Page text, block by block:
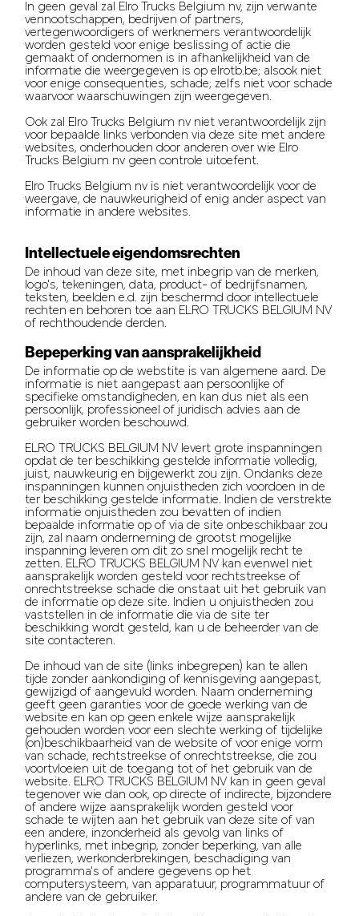
In geen geval zal Elro Trucks Belgium nv, zijn verwante
vennootschappen, bedrijven of partners,
vertegenwoordigers of werknemers verantwoordelijk
worden gesteld voor enige beslissing of actie die
gemaakt of ondernomen is in afhankelijkheid van de
informatie die weergegeven is op elrotb.be; alsook niet
voor enige consequenties, schade; zelfs niet voor schade
waarvoor waarschuwingen zijn weergegeven.
Ook zal Elro Trucks Belgium nv niet verantwoordelijk zijn
voor bepaalde links verbonden via deze site met andere
websites, onderhouden door anderen over wie Elro
Trucks Belgium nv geen controle uitoefent.
Elro Trucks Belgium nv is niet verantwoordelijk voor de
weergave, de nauwkeurigheid of enig ander aspect van
informatie in andere websites.
Intellectuele eigendomsrechten
De inhoud van deze site, met inbegrip van de merken,
logo's, tekeningen, data, product- of bedrijfsnamen,
teksten, beelden e.d. zijn beschermd door intellectuele
rechten en behoren toe aan ELRO TRUCKS BELGIUM NV
of rechthoudende derden.
Bepeperking van aansprakelijkheid
De informatie op de webstite is van algemene aard. De
informatie is niet aangepast aan persoonlijke of
specifieke omstandigheden, en kan dus niet als een
persoonlijk, professioneel of juridisch advies aan de
gebruiker worden beschouwd.
ELRO TRUCKS BELGIUM NV levert grote inspanningen
opdat de ter beschikking gestelde informatie volledig,
juist, nauwkeurig en bijgewerkt zou zijn. Ondanks deze
inspanningen kunnen onjuistheden zich voordoen in de
ter beschikking gestelde informatie. Indien de verstrekte
informatie onjuistheden zou bevatten of indien
bepaalde informatie op of via de site onbeschikbaar zou
zijn, zal naam onderneming de grootst mogelijke
inspanning leveren om dit zo snel mogelijk recht te
zetten. ELRO TRUCKS BELGIUM NV kan evenwel niet
aansprakelijk worden gesteld voor rechtstreekse of
onrechtstreekse schade die onstaat uit het gebruik van
de informatie op deze site. Indien u onjuistheden zou
vaststellen in de informatie die via de site ter
beschikking wordt gesteld, kan u de beheerder van de
site contacteren.
De inhoud van de site (links inbegrepen) kan te allen
tijde zonder aankondiging of kennisgeving aangepast,
gewijzigd of aangevuld worden. Naam onderneming
geeft geen garanties voor de goede werking van de
website en kan op geen enkele wijze aansprakelijk
gehouden worden voor een slechte werking of tijdelijke
(on)beschikbaarheid van de website of voor enige vorm
van schade, rechtstreekse of onrechtstreekse, die zou
voortvloeien uit de toegang tot of het gebruik van de
website. ELRO TRUCKS BELGIUM NV kan in geen geval
tegenover wie dan ook, op directe of indirecte, bijzondere
of andere wijze aansprakelijk worden gesteld voor
schade te wijten aan het gebruik van deze site of van
een andere, inzonderheid als gevolg van links of
hyperlinks, met inbegrip, zonder beperking, van alle
verliezen, werkonderbrekingen, beschadiging van
programma's of andere gegevens op het
computersysteem, van apparatuur, programmatuur of
andere van de gebruiker.